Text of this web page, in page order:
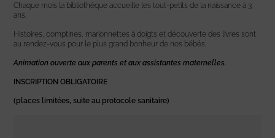
Chaque mois la bibliothèque accueille les tout-petits de la naissance à 3
ans.
Histoires, comptines, marionnettes à doigts et découverte des livres sont
au rendez-vous pour le plus grand bonheur de nos bébés.
Animation ouverte aux parents et aux assistantes maternelles.
INSCRIPTION OBLIGATOIRE
(places limitées, suite au protocole sanitaire)